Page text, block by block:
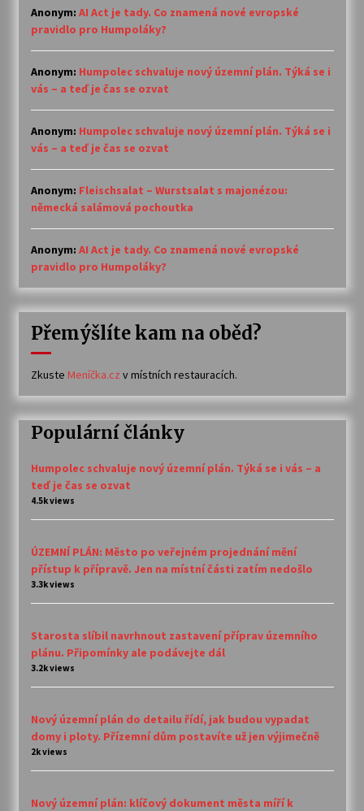
Anonym: AI Act je tady. Co znamená nové evropské
pravidlo pro Humpoláky?
Anonym: Humpolec schvaluje nový územní plán. Týká se i
vás – a teď je čas se ozvat
Anonym: Humpolec schvaluje nový územní plán. Týká se i
vás – a teď je čas se ozvat
Anonym: Fleischsalat – Wurstsalat s majonézou:
německá salámová pochoutka
Anonym: AI Act je tady. Co znamená nové evropské
pravidlo pro Humpoláky?
Přemýšlíte kam na oběd?
Zkuste Meníčka.cz v místních restauracích.
Populární články
Humpolec schvaluje nový územní plán. Týká se i vás – a
teď je čas se ozvat
4.5k views
ÚZEMNÍ PLÁN: Město po veřejném projednání mění
přístup k přípravě. Jen na místní části zatím nedošlo
3.3k views
Starosta slíbil navrhnout zastavení příprav územního
plánu. Připomínky ale podávejte dál
3.2k views
Nový územní plán do detailu řídí, jak budou vypadat
domy i ploty. Přízemní dům postavíte už jen výjimečně
2k views
Nový územní plán: klíčový dokument města míří k